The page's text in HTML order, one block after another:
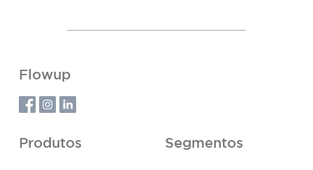
Flowup
Produtos Segmentos